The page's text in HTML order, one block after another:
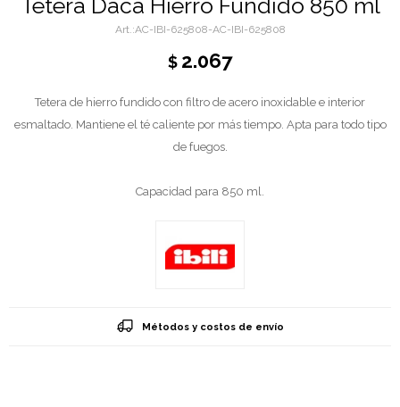
Tetera Daca Hierro Fundido 850 ml
AC-IBI-625808-AC-IBI-625808
$ 2.067
Tetera de hierro fundido con filtro de acero inoxidable e interior
esmaltado. Mantiene el té caliente por más tiempo. Apta para todo tipo
de fuegos.
Capacidad para 850 ml.
Métodos y costos de envío